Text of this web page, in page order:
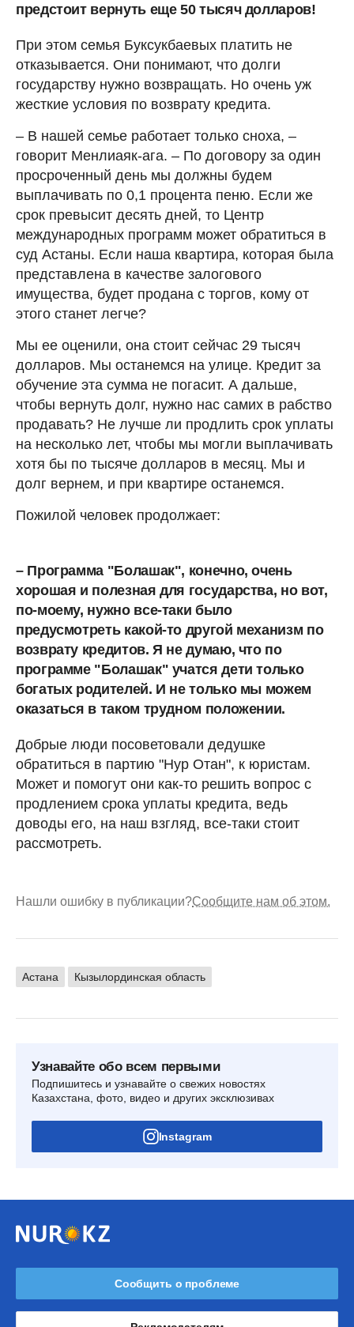
предстоит вернуть еще 50 тысяч долларов!
При этом семья Буксукбаевых платить не
отказывается. Они понимают, что долги
государству нужно возвращать. Но очень уж
жесткие условия по возврату кредита.
– В нашей семье работает только сноха, –
говорит Менлиаяк-ага. – По договору за один
просроченный день мы должны будем
выплачивать по 0,1 процента пеню. Если же
срок превысит десять дней, то Центр
международных программ может обратиться в
суд Астаны. Если наша квартира, которая была
представлена в качестве залогового
имущества, будет продана с торгов, кому от
этого станет легче?
Мы ее оценили, она стоит сейчас 29 тысяч
долларов. Мы останемся на улице. Кредит за
обучение эта сумма не погасит. А дальше,
чтобы вернуть долг, нужно нас самих в рабство
продавать? Не лучше ли продлить срок уплаты
на несколько лет, чтобы мы могли выплачивать
хотя бы по тысяче долларов в месяц. Мы и
долг вернем, и при квартире останемся.
Пожилой человек продолжает:
– Программа "Болашак", конечно, очень
хорошая и полезная для государства, но вот,
по-моему, нужно все-таки было
предусмотреть какой-то другой механизм по
возврату кредитов. Я не думаю, что по
программе "Болашак" учатся дети только
богатых родителей. И не только мы можем
оказаться в таком трудном положении.
Добрые люди посоветовали дедушке
обратиться в партию "Нур Отан", к юристам.
Может и помогут они как-то решить вопрос с
продлением срока уплаты кредита, ведь
доводы его, на наш взгляд, все-таки стоит
рассмотреть.
Нашли ошибку в публикации?Сообщите нам об этом.
Астана Кызылординская область
Узнавайте обо всем первыми
Подпишитесь и узнавайте о свежих новостях
Казахстана, фото, видео и других эксклюзивах
Instagram
Сообщить о проблеме